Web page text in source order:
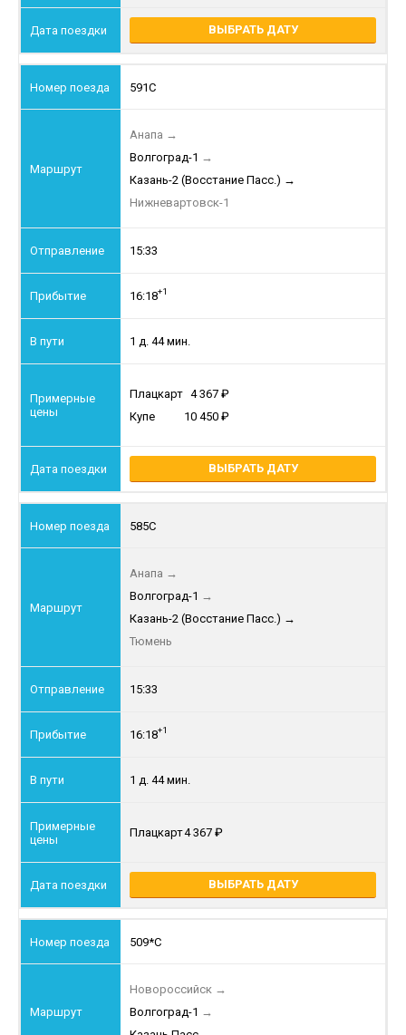
ВЫБРАТЬ ДАТУ
591С
Анапа →
Волгоград-1 →
Казань-2 (Восстание Пасс.) →
Нижневартовск-1
15:33
16:18+1
1 д. 44 мин.
Плацкарт 4 367
Купе
10 450
ВЫБРАТЬ ДАТУ
585С
Анапа →
Волгоград-1 →
Казань-2 (Восстание Пасс.) →
Тюмень
15:33
16:18+1
1 д. 44 мин.
Плацкарт4 367
ВЫБРАТЬ ДАТУ
509*С
Новороссийск →
Волгоград-1 →